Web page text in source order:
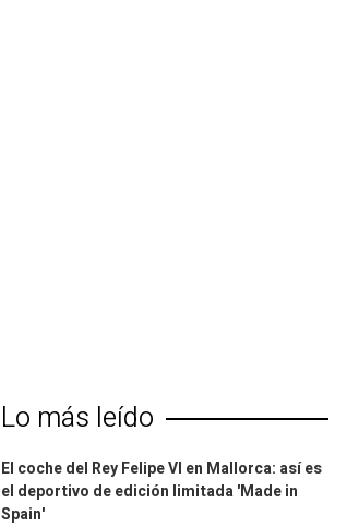
Lo más leído
El coche del Rey Felipe VI en Mallorca: así es
el deportivo de edición limitada 'Made in
Spain'